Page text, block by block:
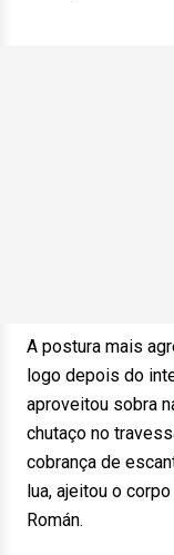
A postura mais
logo depois do
aproveitou sobra
chutaço no
cobrança de
lua, ajeitou o
Román.